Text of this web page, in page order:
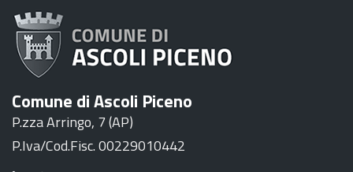
Comune di Ascoli Piceno
P.zza Arringo, 7 (AP)
P.Iva/Cod.Fisc. 00229010442